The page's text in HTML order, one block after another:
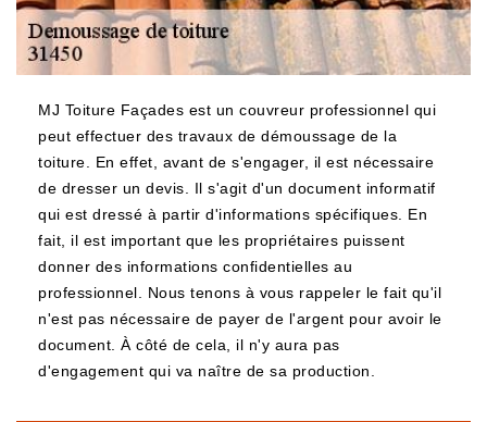
MJ Toiture Façades est un couvreur professionnel qui
peut effectuer des travaux de démoussage de la
toiture. En effet, avant de s'engager, il est nécessaire
de dresser un devis. Il s'agit d'un document informatif
qui est dressé à partir d'informations spécifiques. En
fait, il est important que les propriétaires puissent
donner des informations confidentielles au
professionnel. Nous tenons à vous rappeler le fait qu'il
n'est pas nécessaire de payer de l'argent pour avoir le
document. À côté de cela, il n'y aura pas
d'engagement qui va naître de sa production.